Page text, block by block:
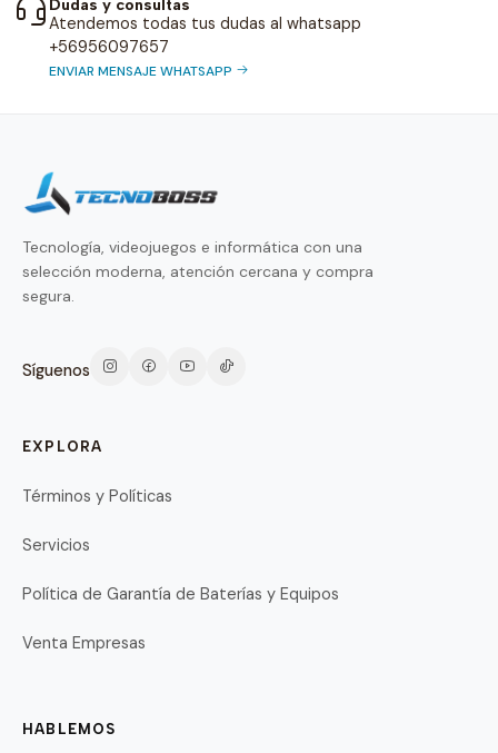
Dudas y consultas
Atendemos todas tus dudas al whatsapp
+56956097657
ENVIAR MENSAJE WHATSAPP
Tecnología, videojuegos e informática con una
selección moderna, atención cercana y compra
segura.
Síguenos
EXPLORA
Términos y Políticas
Servicios
Política de Garantía de Baterías y Equipos
Venta Empresas
HABLEMOS